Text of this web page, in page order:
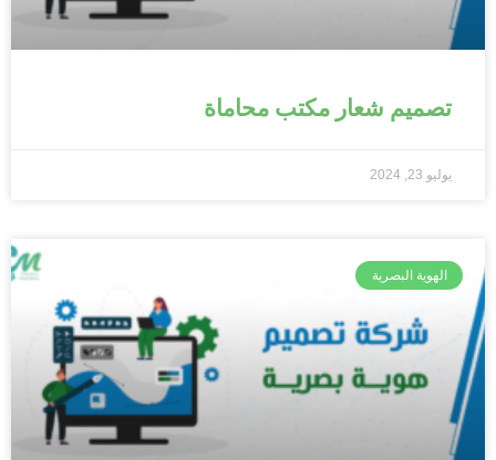
تصميم شعار مكتب محاماة
يوليو 23, 2024
الهوية البصرية